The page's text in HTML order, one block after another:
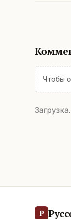
Чтобы
Р